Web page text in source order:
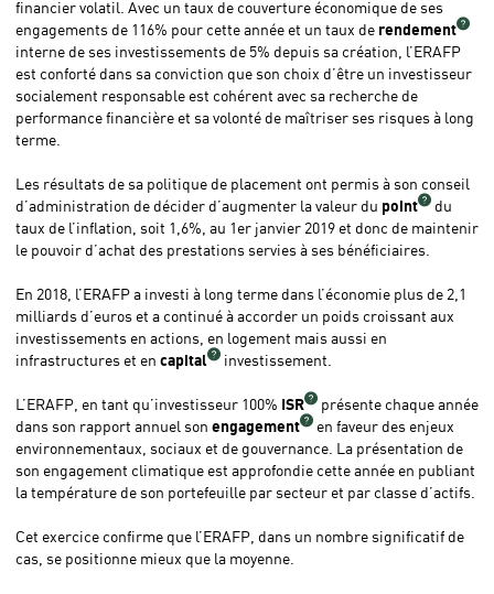
financier volatil. Avec un taux de couverture économique de ses
engagements de 116% pour cette année et un taux de rendement
interne de ses investissements de 5% depuis sa création, l’ERAFP
est conforté dans sa conviction que son choix d’être un investisseur
socialement responsable est cohérent avec sa recherche de
performance financière et sa volonté de maîtriser ses risques à long
terme.
Les résultats de sa politique de placement ont permis à son conseil
d’administration de décider d’augmenter la valeur du point
du
taux de l’inflation, soit 1,6%, au 1er janvier 2019 et donc de maintenir
le pouvoir d’achat des prestations servies à ses bénéficiaires.
En 2018, l’ERAFP a investi à long terme dans l’économie plus de 2,1
milliards d’euros et a continué à accorder un poids croissant aux
investissements en actions, en logement mais aussi en
infrastructures et en capital investissement.
L’ERAFP, en tant qu’investisseur 100% ISR
présente chaque année
dans son rapport annuel son engagement
en faveur des enjeux
environnementaux, sociaux et de gouvernance. La présentation de
son engagement climatique est approfondie cette année en publiant
la température de son portefeuille par secteur et par classe d’actifs.
Cet exercice confirme que l’ERAFP, dans un nombre significatif de
cas, se positionne mieux que la moyenne.